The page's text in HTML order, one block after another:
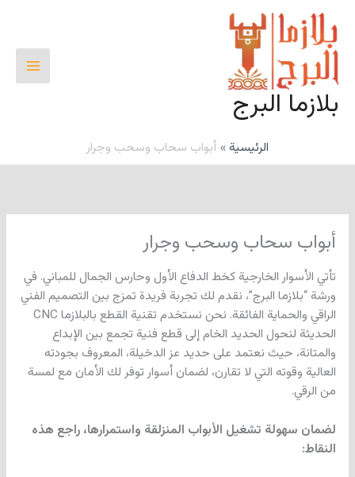
المحتوى
بلازما البرج
الرئيسية أبواب سحاب وسحب وجرار
أبواب سحاب وسحب وجرار
تأتي الأسوار الخارجية كخط الدفاع الأول وحارس الجمال للمباني. في
ورشة “بلازما البرج”، نقدم لك تجربة فريدة تمزج بين التصميم الفني
الراقي والحماية الفائقة. نحن نستخدم تقنية القطع بالبلازما CNC
الحديثة لنحول الحديد الخام إلى قطع فنية تجمع بين الإبداع
والمتانة، حيث نعتمد على حديد عز الدخيلة، المعروف بجودته
العالية وقوته التي لا تقارن، لضمان أسوار توفر لك الأمان مع لمسة
من الرقي.
لضمان سهولة تشغيل الأبواب المنزلقة واستمرارها، راجع هذه
النقاط: